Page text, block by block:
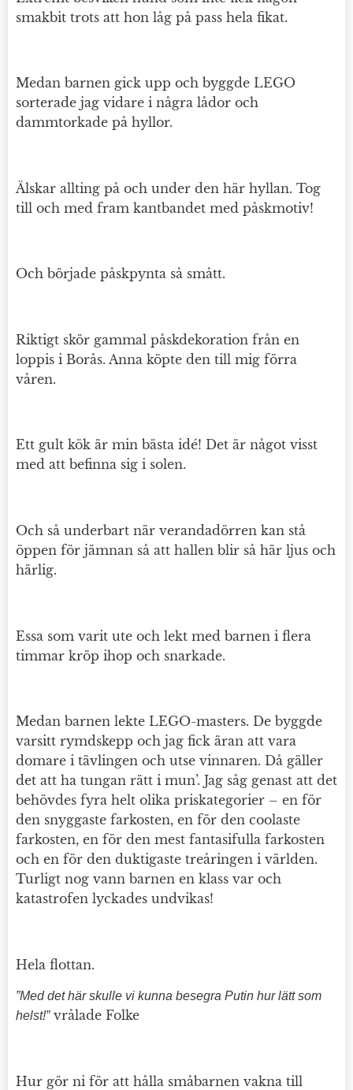
smakbit trots att hon låg på pass hela fikat.
Medan barnen gick upp och byggde LEGO
sorterade jag vidare i några lådor och
dammtorkade på hyllor.
Älskar allting på och under den här hyllan. Tog
till och med fram kantbandet med påskmotiv!
Och började påskpynta så smått.
Riktigt skör gammal påskdekoration från en
loppis i Borås. Anna köpte den till mig förra
våren.
Ett gult kök är min bästa idé! Det är något visst
med att befinna sig i solen.
Och så underbart när verandadörren kan stå
öppen för jämnan så att hallen blir så här ljus och
härlig.
Essa som varit ute och lekt med barnen i flera
timmar kröp ihop och snarkade.
Medan barnen lekte LEGO-masters. De byggde
varsitt rymdskepp och jag fick äran att vara
domare i tävlingen och utse vinnaren. Då gäller
det att ha tungan rätt i mun’. Jag såg genast att det
behövdes fyra helt olika priskategorier – en för
den snyggaste farkosten, en för den coolaste
farkosten, en för den mest fantasifulla farkosten
och en för den duktigaste treåringen i världen.
Turligt nog vann barnen en klass var och
katastrofen lyckades undvikas!
Hela flottan.
”Med det här skulle vi kunna besegra Putin hur lätt som
helst!”vrålade Folke
Hur gör ni för att hålla småbarnen vakna till